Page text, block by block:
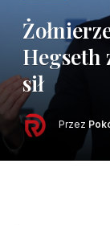
Hegseth
sił
Przez